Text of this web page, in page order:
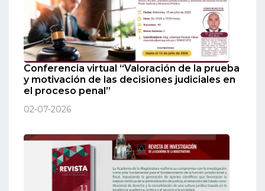
Conferencia virtual “Valoración de la prueba
y motivación de las decisiones judiciales en
el proceso penal”
02-07-2026